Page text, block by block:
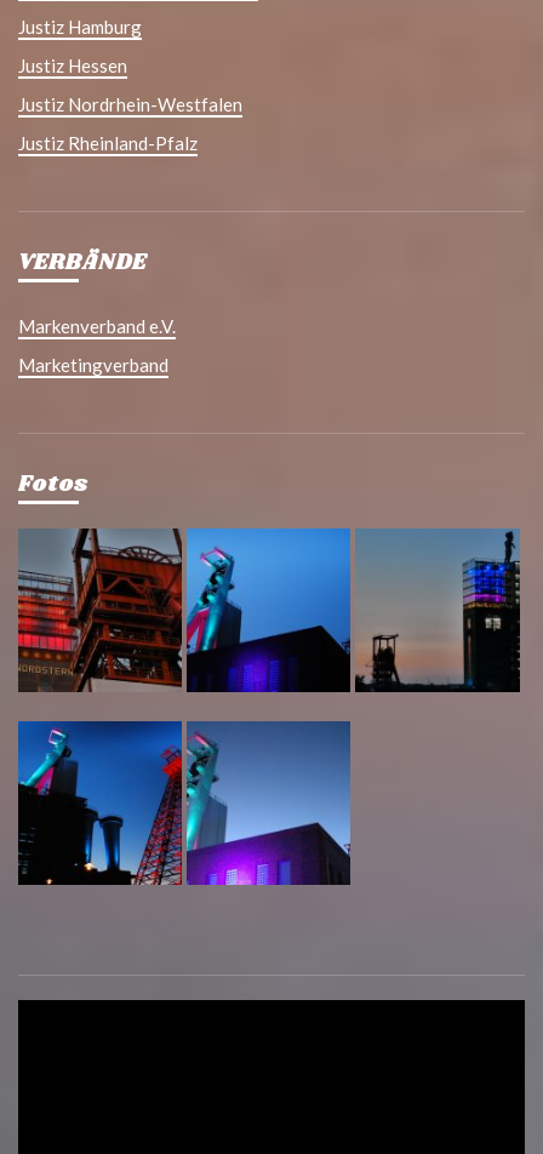
Justiz Hamburg
Justiz Hessen
Justiz Nordrhein-Westfalen
Justiz Rheinland-Pfalz
VERBÄNDE
Markenverband e.V.
Marketingverband
Fotos